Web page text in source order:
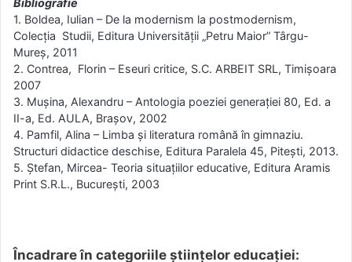
Bibliografie
1. Boldea, Iulian – De la modernism la postmodernism,
Colecţia Studii, Editura Universităţii „Petru Maior” Târgu-
Mureş, 2011
2. Contrea, Florin – Eseuri critice, S.C. ARBEIT SRL, Timişoara
2007
3. Muşina, Alexandru – Antologia poeziei generaţiei 80, Ed. a
II-a, Ed. AULA, Brașov, 2002
4. Pamfil, Alina – Limba şi literatura română în gimnaziu.
Structuri didactice deschise, Editura Paralela 45, Piteşti, 2013.
5. Ştefan, Mircea- Teoria situaţiilor educative, Editura Aramis
Print S.R.L., Bucureşti, 2003
Încadrare în categoriile științelor educației: